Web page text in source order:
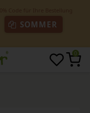
SOMMER
0